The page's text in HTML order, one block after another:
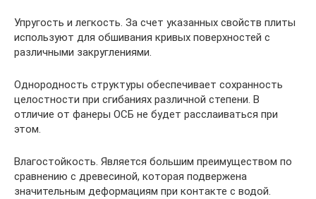
Упругость и легкость. За счет указанных свойств плиты
используют для обшивания кривых поверхностей с
различными закруглениями.
Однородность структуры обеспечивает сохранность
целостности при сгибаниях различной степени. В
отличие от фанеры ОСБ не будет расслаиваться при
этом.
Влагостойкость. Является большим преимуществом по
сравнению с древесиной, которая подвержена
значительным деформациям при контакте с водой.